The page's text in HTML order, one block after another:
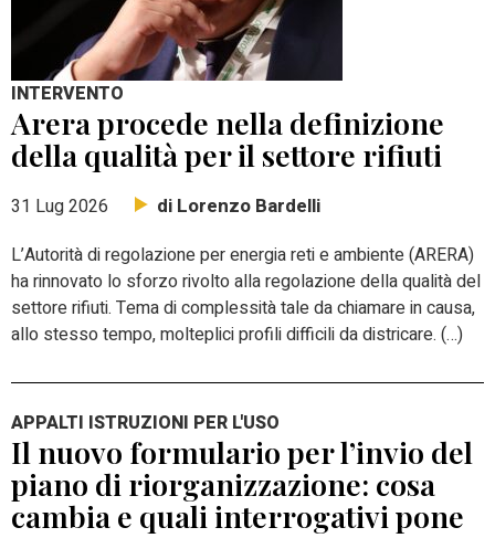
INTERVENTO
Arera procede nella definizione
della qualità per il settore rifiuti
31 Lug 2026 di Lorenzo Bardelli
L’Autorità di regolazione per energia reti e ambiente (ARERA)
ha rinnovato lo sforzo rivolto alla regolazione della qualità del
settore rifiuti. Tema di complessità tale da chiamare in causa,
allo stesso tempo, molteplici profili difficili da districare. (…)
APPALTI ISTRUZIONI PER L'USO
Il nuovo formulario per l’invio del
piano di riorganizzazione: cosa
cambia e quali interrogativi pone